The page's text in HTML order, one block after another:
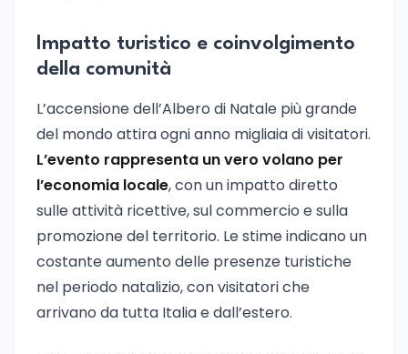
Impatto turistico e coinvolgimento
della comunità
L’accensione dell’Albero di Natale più grande
del mondo attira ogni anno migliaia di visitatori.
L’evento rappresenta un vero volano per
l’economia locale, con un impatto diretto
sulle attività ricettive, sul commercio e sulla
promozione del territorio. Le stime indicano un
costante aumento delle presenze turistiche
nel periodo natalizio, con visitatori che
arrivano da tutta Italia e dall’estero.